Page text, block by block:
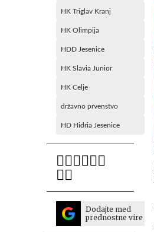
HK Triglav Kranj
HK Olimpija
HDD Jesenice
HK Slavia Junior
HK Celje
državno prvenstvo
HD Hidria Jesenice
Dodajte med
prednostne vire